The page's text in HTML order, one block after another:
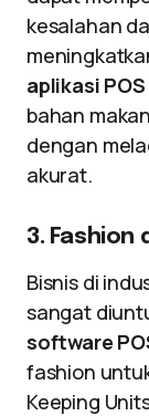
kesalahan
aplikasi POS
bahan
dengan
akurat.
3. Fashion
Bisnis di
sangat
software
fashion
Keeping